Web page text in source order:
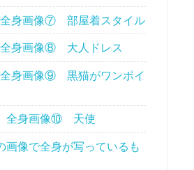
身画像⑦ 部屋着スタイル
身画像⑧ 大人ドレス
身画像⑨ 黒猫がワンポイ
全身画像⑩ 天使
画像で全身が写っているも